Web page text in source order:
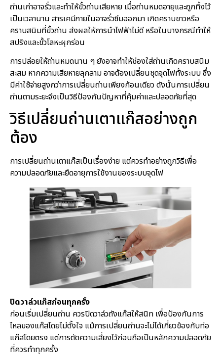
ถ่านเก่าอาจรั่วและทำให้ขั้วถ่านเสียหาย เมื่อถ่านหมดอายุและถูกทิ้งไว้
เป็นเวลานาน สารเคมีภายในอาจรั่วซึมออกมา เกิดคราบขาวหรือ
คราบสนิมที่ขั้วถ่าน ส่งผลให้การนำไฟฟ้าไม่ดี หรือในบางกรณีทำให้
สปริงและขั้วโลหะผุกร่อน
การปล่อยให้ถ่านหมดนาน ๆ ยังอาจทำให้ช่องใส่ถ่านเกิดคราบสนิม
สะสม หากความเสียหายลุกลาม อาจต้องเปลี่ยนชุดจุดไฟทั้งระบบ ซึ่ง
มีค่าใช้จ่ายสูงกว่าการเปลี่ยนถ่านเพียงก้อนเดียว ดังนั้นการเปลี่ยน
ถ่านตามระยะจึงเป็นวิธีป้องกันปัญหาที่คุ้มค่าและปลอดภัยที่สุด
วิธีเปลี่ยนถ่านเตาแก๊สอย่างถูก
ต้อง
การเปลี่ยนถ่านเตาแก๊สเป็นเรื่องง่าย แต่ควรทำอย่างถูกวิธีเพื่อ
ความปลอดภัยและยืดอายุการใช้งานของระบบจุดไฟ
ปิดวาล์วแก๊สก่อนทุกครั้ง
ก่อนเริ่มเปลี่ยนถ่าน ควรปิดวาล์วถังแก๊สให้สนิท เพื่อป้องกันการ
ไหลของแก๊สโดยไม่ตั้งใจ แม้การเปลี่ยนถ่านจะไม่ได้เกี่ยวข้องกับท่อ
แก๊สโดยตรง แต่การตัดความเสี่ยงไว้ก่อนถือเป็นหลักความปลอดภัย
ที่ควรทำทุกครั้ง